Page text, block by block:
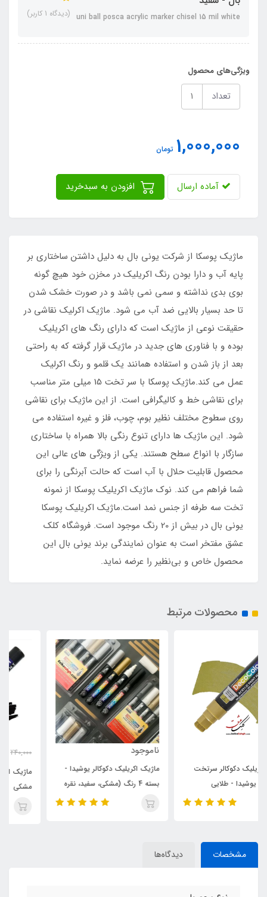
uni ball posca acrylic marker chisel 15 mil white (دیدگاه 1 کاربر)
ویژگی‌های محصول
تعداد
1,000,000 تومان
آماده ارسال
ماژیک پوسکا از شرکت یونی بال به دلیل داشتن ساختاری بر
پایه آب و دارا بودن رنگ اکریلیک در مخزن خود هیچ گونه
بوی بدی نداشته و سمی نمی باشد و در صورت خشک شدن
تا حد بسیار بالایی ضد آب می شود. ماژیک اکرلیک نقاشی در
حقیقت نوعی از ماژیک است که دارای رنگ های اکریلیک
بوده و با فناوری های جدید در ماژیک قرار گرفته که به راحتی
بعد از باز شدن و استفاده همانند یک قلمو و رنگ اکرلیک
عمل می کند.ماژیک پوسکا با سر تخت 15 میلی متر مناسب
برای نقاشی خط و کالیگرافی است. از این ماژیک برای نقاشی
روی سطوح مختلف نظیر بوم، چوب، فلز و غیره استفاده می
شود. این ماژیک ها دارای تنوع رنگی بالا همراه با ساختاری
سازگار با انواع سطح هستند. یکی از ویژگی های عالی این
محصول قابلیت حلال با آب است که حالت آبرنگی را برای
شما فراهم می کند. نوک ماژیک اکریلیک پوسکا از نمونه
تخت سه طرفه از جنس نمد است.ماژیک اکریلیک پوسکا
یونی بال در بیش از 20 رنگ موجود است. فروشگاه کلک
عشق مفتخر است به عنوان نمایندگی برند یونی بال این
محصول خاص و بی‌نظیر را عرضه نماید.
محصولات مرتبط
ماژیک اکریلیک دکوکالر یوشیدا -
بسته 4 رنگ (مشکی، سفید، نقره
ای و طلایی)
ماژیک اکریلیک دکوکالر یوشیدا -
مشکی
مشخصات دیدگاه‌ها